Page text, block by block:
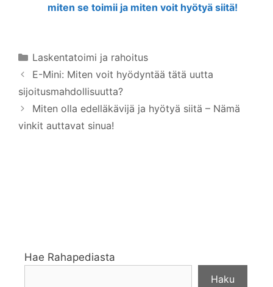
miten se toimii ja miten voit hyötyä siitä!
Kategoriat
Laskentatoimi ja rahoitus
E-Mini: Miten voit hyödyntää tätä uutta
sijoitusmahdollisuutta?
Miten olla edelläkävijä ja hyötyä siitä – Nämä
vinkit auttavat sinua!
Hae Rahapediasta
Haku